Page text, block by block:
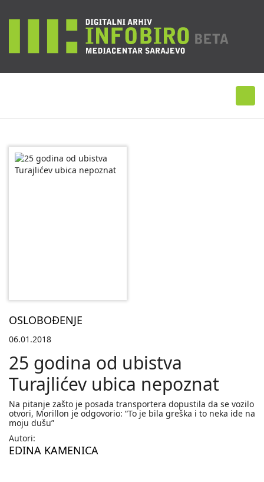
OSLOBOĐENJE
06.01.2018
25 godina od ubistva
Turajlićev ubica nepoznat
Na pitanje zašto je posada transportera dopustila da se vozilo
otvori, Morillon je odgovorio: “To je bila greška i to neka ide na
moju dušu”
Autori:
EDINA KAMENICA